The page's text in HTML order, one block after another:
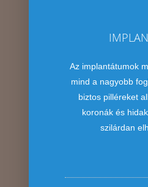
Az implantátumok
mind a nagyobb
biztos pilléreket
koronák és
szilárdan